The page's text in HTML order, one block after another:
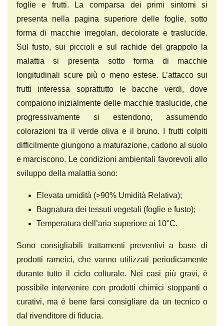
foglie e frutti. La comparsa dei primi sintomi si
presenta nella pagina superiore delle foglie, sotto
forma di macchie irregolari, decolorate e traslucide.
Sul fusto, sui piccioli e sul rachide del grappolo la
malattia si presenta sotto forma di macchie
longitudinali scure più o meno estese. L’attacco sui
frutti interessa soprattutto le bacche verdi, dove
compaiono inizialmente delle macchie traslucide, che
progressivamente si estendono, assumendo
colorazioni tra il verde oliva e il bruno. I frutti colpiti
difficilmente giungono a maturazione, cadono al suolo
e marciscono. Le condizioni ambientali favorevoli allo
sviluppo della malattia sono:
Elevata umidità (>90% Umidità Relativa);
Bagnatura dei tessuti vegetali (foglie e fusto);
Temperatura dell’aria superiore ai 10°C.
Sono consigliabili trattamenti preventivi a base di
prodotti rameici, che vanno utilizzati periodicamente
durante tutto il ciclo colturale. Nei casi più gravi, è
possibile intervenire con prodotti chimici stoppanti o
curativi, ma è bene farsi consigliare da un tecnico o
dal rivenditore di fiducia.